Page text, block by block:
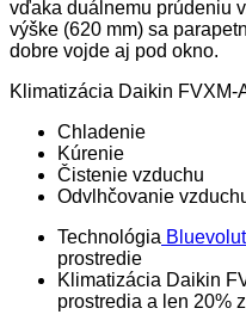
vďaka duálnemu prúdeniu
výške (620 mm) sa
dobre vojde aj pod okno.
Klimatizácia Daikin FVXM-
Chladenie
Kúrenie
Čistenie vzduchu
Odvlhčovanie
Technológia
prostredie
Klimatizácia Daikin
prostredia a len 20%